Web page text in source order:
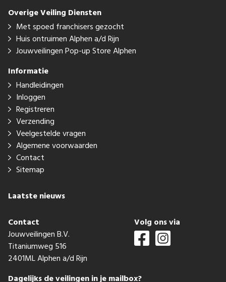
Overige Veiling Diensten
Met spoed franchisers gezocht
Huis ontruimen Alphen a/d Rijn
Jouwveilingen Pop-up Store Alphen
Informatie
Handleidingen
Inloggen
Registreren
Verzending
Veelgestelde vragen
Algemene voorwaarden
Contact
Sitemap
Laatste nieuws
Contact
Jouwveilingen B.V.
Titaniumweg 516
2401ML Alphen a/d Rijn
Volg ons via
Dagelijks de veilingen in je mailbox?